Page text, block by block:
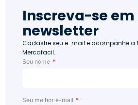
co
mo
faz
er
ma
Inscreva-se em
newsletter
Cadastre seu e-mail e acompanhe a
Mercafacil.
Seu nome
Seu melhor e-mail